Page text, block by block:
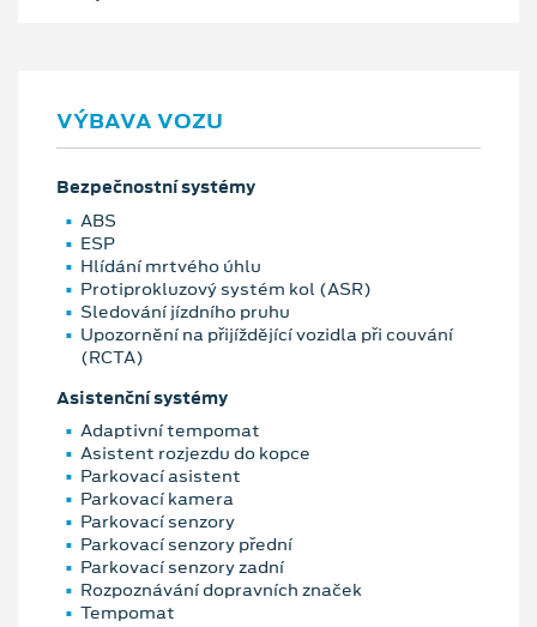
VÝBAVA VOZU
Bezpečnostní systémy
ABS
ESP
Hlídání mrtvého úhlu
Protiprokluzový systém kol (ASR)
Sledování jízdního pruhu
Upozornění na přijíždějící vozidla při couvání
(RCTA)
Asistenční systémy
Adaptivní tempomat
Asistent rozjezdu do kopce
Parkovací asistent
Parkovací kamera
Parkovací senzory
Parkovací senzory přední
Parkovací senzory zadní
Rozpoznávání dopravních značek
Tempomat